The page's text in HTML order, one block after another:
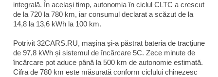
integrală. În același timp, autonomia în ciclul CLTC a crescut
de la 720 la 780 km, iar consumul declarat a scăzut de la
14,8 la 13,6 kWh la 100 km.
Potrivit 32CARS.RU, mașina și-a păstrat bateria de tracțiune
de 97,8 kWh și sistemul de încărcare 5C. Zece minute de
încărcare pot aduce până la 500 km de autonomie estimată.
Cifra de 780 km este măsurată conform ciclului chinezesc